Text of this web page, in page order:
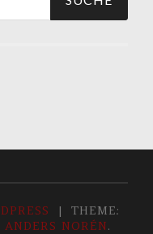
|
THEME:
ANDERS NORÉN.